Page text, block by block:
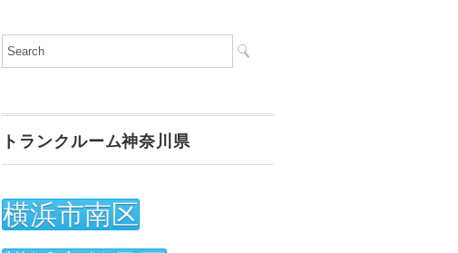
トランクルーム神奈川県
横浜市南区